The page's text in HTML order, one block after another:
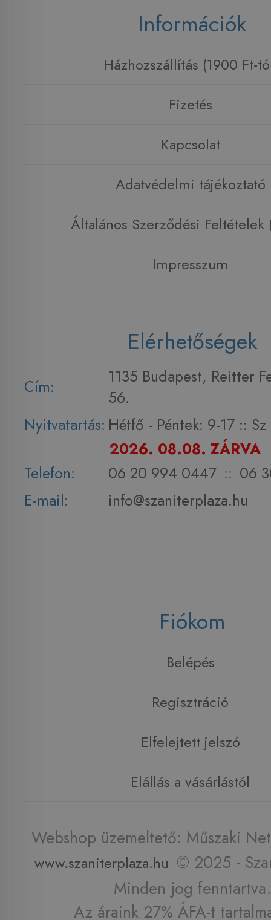
Információk
Házhozszállítás (1900 Ft-
Fizetés
Kapcsolat
Adatvédelmi tájékoztató
Általános Szerződési Feltételek
Impresszum
Elérhetőségek
Cím:
1135 Budapest, Reitter
56.
Nyitvatartás: Hétfő - Péntek: 9-17 :: Sz
2026. 08.08. ZÁRVA
Telefon:
06 20 994 0447 :: 06
E-mail:
info@szaniterplaza.hu
Fiókom
Belépés
Regisztráció
Elfelejtett jelszó
Elállás a vásárlástól
Webshop üzemeltető: Műszaki
www.szaniterplaza.hu © 2025 -
Minden jog fenntartva.
Az áraink 27% ÁFA-t